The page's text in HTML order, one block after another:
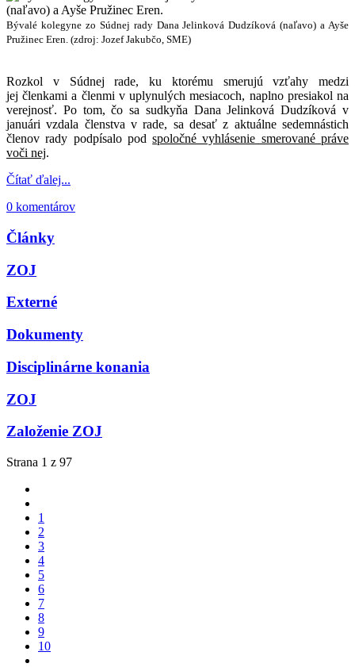
Bývalé kolegyne zo Súdnej rady Dana Jelinková Dudzíková (naľavo) a Ayše
Pružinec Eren. (zdroj: Jozef Jakubčo, SME)
Rozkol v Súdnej rade, ku ktorému smerujú vzťahy medzi
jej členkami a členmi v uplynulých mesiacoch, naplno presiakol na
verejnosť. Po tom, čo sa sudkyňa Dana Jelinková Dudzíková v
januári vzdala členstva v rade, sa desať z aktuálne sedemnástich
členov rady podpísalo podspoločné vyhlásenie smerované práve
voči nej.
Čítať ďalej...
0 komentárov
Články
ZOJ
Externé
Dokumenty
Disciplinárne konania
ZOJ
Založenie ZOJ
Strana 1 z 97
1
2
3
4
5
6
7
8
9
10